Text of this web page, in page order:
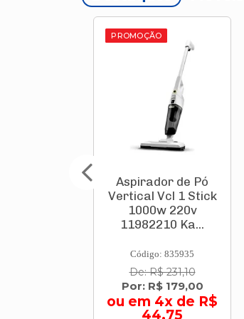
PROMOÇÃO
Cafeteira Elétrica
Filtro Perfectta
Inox Cfpi 650w
220v Até ...
Código: 784842
De: R$ 240,90
Por: R$ 199,00
ou em 4x de R$
49,75